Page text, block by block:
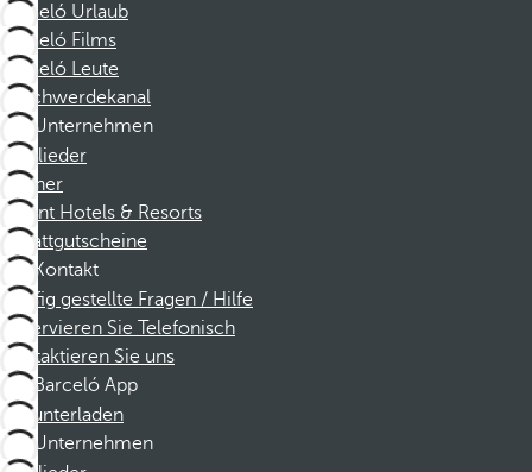
Barceló Urlaub
Barceló Films
Barceló Leute
Beschwerdekanal
Unternehmen
Mitglieder
Partner
Dorint Hotels & Resorts
Rabattgutscheine
Kontakt
Häufig gestellte Fragen / Hilfe
Reservieren Sie Telefonisch
Kontaktieren Sie uns
Barceló App
Herunterladen
Unternehmen